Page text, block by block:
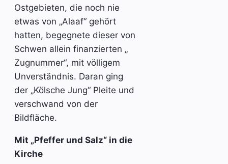
Ostgebieten, die noch nie
etwas von „Alaaf“ gehört
hatten, begegnete dieser von
Schwen allein finanzierten „
Zugnummer“, mit völligem
Unverständnis. Daran ging
der „Kölsche Jung“ Pleite und
verschwand von der
Bildfläche.
Mit „Pfeffer und Salz“ in die
Kirche